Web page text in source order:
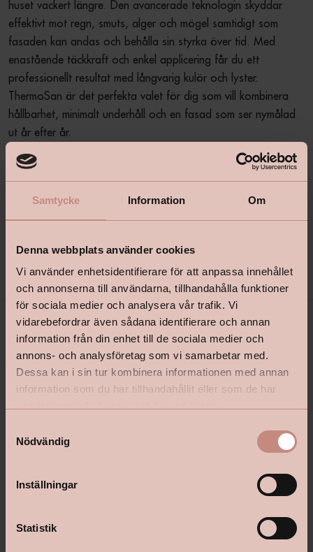
Samtycke Information Om
Denna webbplats använder cookies
Vi använder enhetsidentifierare för att anpassa innehållet
och annonserna till användarna, tillhandahålla funktioner
för sociala medier och analysera vår trafik. Vi
vidarebefordrar även sådana identifierare och annan
information från din enhet till de sociala medier och
annons- och analysföretag som vi samarbetar med.
Dessa kan i sin tur kombinera informationen med annan
information som du har tillhandahållit eller som de har
Nödvändig
Inställningar
Statistik
huset vackert längre. Den avancerade teknologin skyddar
effektivt mot regn, smuts, alger och mögel samtidigt som
fasaden kan andas och behålla sin styrka över tid. Med
enastående täckkraft och enkel applicering får du ett
professionellt resultat med långvarig kulör och lyster.
ThermoSan är det perfekta valet för dig som vill kombinera
hållbarhet, minimalt underhåll och en fasad som ser nymålad
ut år efter år.
Produktbeskrivning +
Specifikationer
Kontakta din butik